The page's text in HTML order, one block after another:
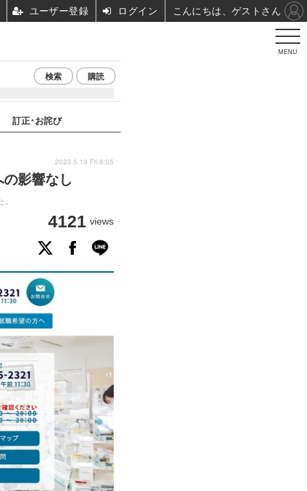
MENU
検索 購読
訂正･お詫び
影響なし
4121 views
2023.5.19 Fri 8:05
ユーザー登録 ログイン こんにちは、ゲストさん